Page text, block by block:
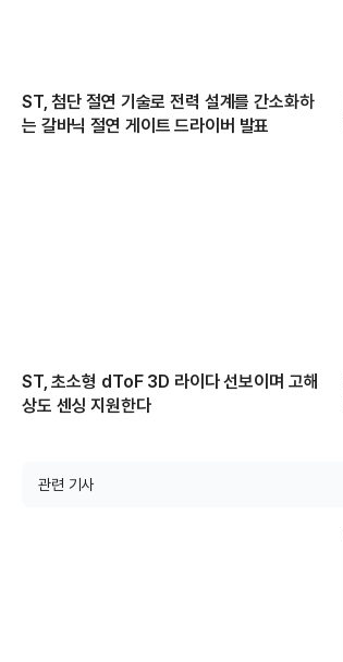
ST, 첨단 절연 기술로 전력 설계를 간소화하
는 갈바닉 절연 게이트 드라이버 발표
ST, 초소형 dToF 3D 라이다 선보이며 고해
상도 센싱 지원한다
관련 기사